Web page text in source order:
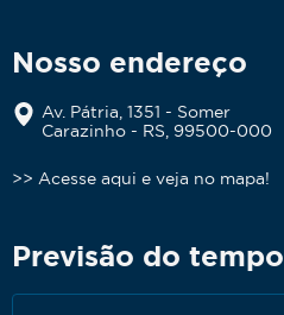
Nosso endereço
Av. Pátria, 1351 - Somer
Carazinho - RS, 99500-000
>> Acesse aqui e veja no mapa!
Previsão do tempo